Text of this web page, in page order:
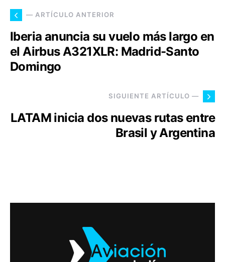
— ARTÍCULO ANTERIOR
Iberia anuncia su vuelo más largo en
el Airbus A321XLR: Madrid-Santo
Domingo
SIGUIENTE ARTÍCULO —
LATAM inicia dos nuevas rutas entre
Brasil y Argentina